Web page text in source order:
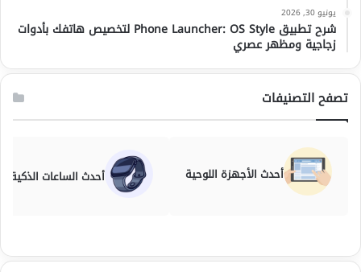
يونيو 30, 2026
شرح تطبيق Phone Launcher: OS Style لتخصيص هاتفك بأدوات
زجاجية ومظهر عصري
تصفح التصنيفات
أحدث الأجهزة اللوحية أحدث الساعات الذكية